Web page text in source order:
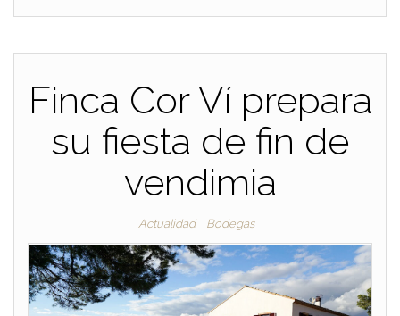
Finca Cor Ví prepara
su fiesta de fin de
vendimia
Actualidad Bodegas